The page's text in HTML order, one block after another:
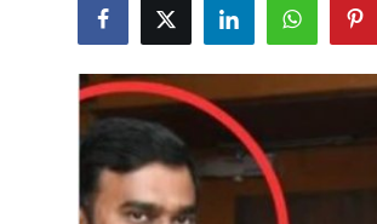
Tamilnadu
National